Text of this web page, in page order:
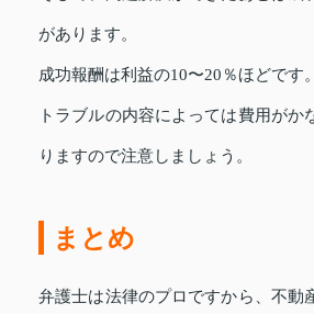
があります。
成功報酬は利益の10〜20％ほどです。
トラブルの内容によっては費用がか
りますので注意しましょう。
まとめ
弁護士は法律のプロですから、不動